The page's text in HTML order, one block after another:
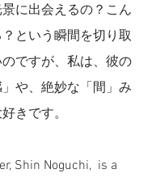
に出会えるの？こん
という瞬間を切り取
ですが、私は、彼の
や、絶妙な「間」み
きです。
Shin Noguchi,  is a